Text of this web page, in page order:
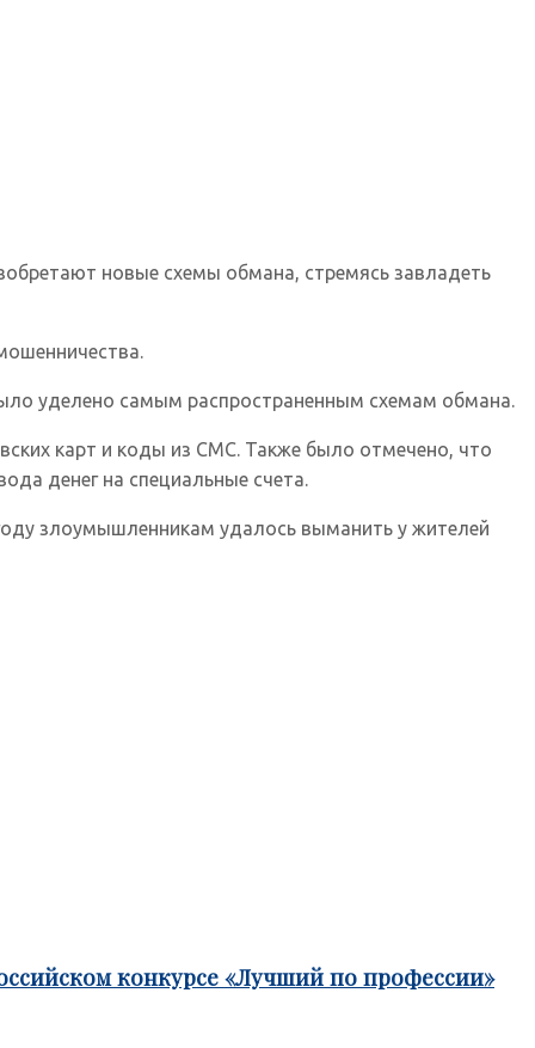
новые схемы обмана, стремясь завладеть
уделено самым распространенным схемам обмана.
карт и коды из СМС. Также было отмечено, что
денег на специальные счета.
злоумышленникам удалось выманить у жителей
конкурсе «Лучший по профессии»